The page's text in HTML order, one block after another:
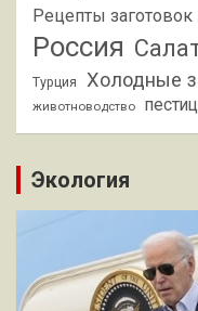
Рецепты заготовок
Россия
Турция Холодные
животноводство
Экология